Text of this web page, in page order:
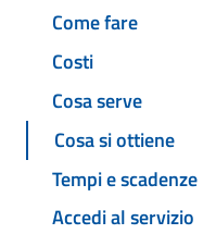
Come fare
Costi
Cosa serve
Cosa si ottiene
Tempi e scadenze
Accedi al servizio